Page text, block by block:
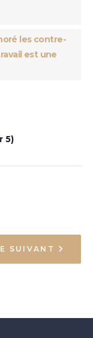
les contre-
est une
5)
SUIVANT